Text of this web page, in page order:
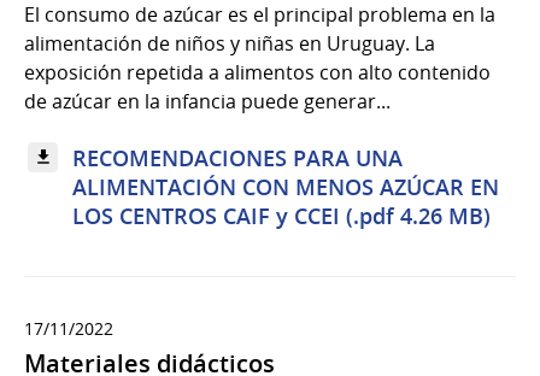
El consumo de azúcar es el principal problema en la
alimentación de niños y niñas en Uruguay. La
exposición repetida a alimentos con alto contenido
de azúcar en la infancia puede generar...
RECOMENDACIONES PARA UNA
ALIMENTACIÓN CON MENOS AZÚCAR EN
LOS CENTROS CAIF y CCEI (.pdf 4.26 MB)
17/11/2022
Materiales didácticos